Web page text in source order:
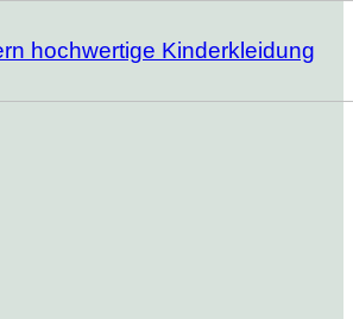
hochwertige Kinderkleidung